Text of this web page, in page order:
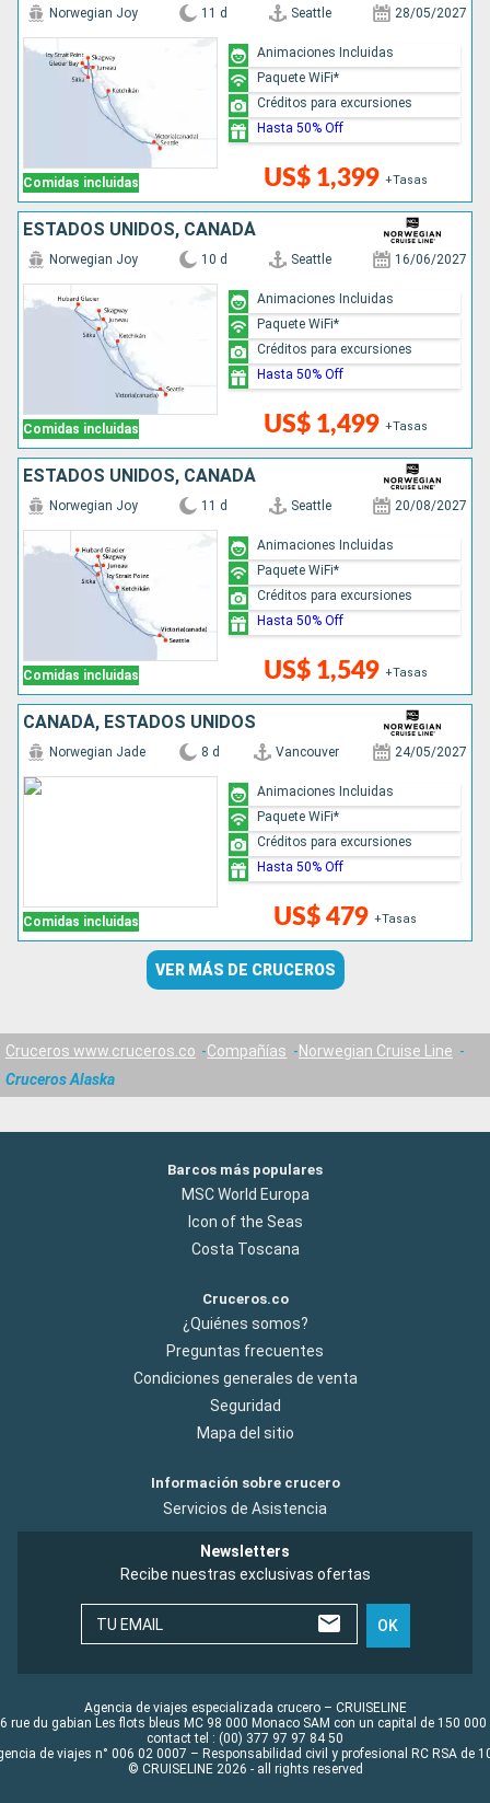
Comidas incluidas
Norwegian Joy 11 d Seattle 28/05/2027
US$ 1,399 +Tasas
Animaciones Incluidas
Paquete WiFi*
Créditos para excursiones
Hasta 50% Off
ESTADOS UNIDOS, CANADÁ
Comidas incluidas
Norwegian Joy 10 d Seattle 16/06/2027
US$ 1,499 +Tasas
Animaciones Incluidas
Paquete WiFi*
Créditos para excursiones
Hasta 50% Off
ESTADOS UNIDOS, CANADÁ
Comidas incluidas
Norwegian Joy 11 d Seattle 20/08/2027
US$ 1,549 +Tasas
Animaciones Incluidas
Paquete WiFi*
Créditos para excursiones
Hasta 50% Off
CANADÁ, ESTADOS UNIDOS
Comidas incluidas
Norwegian Jade 8 d Vancouver 24/05/2027
US$ 479 +Tasas
Animaciones Incluidas
Paquete WiFi*
Créditos para excursiones
Hasta 50% Off
VER MÁS DE CRUCEROS
Cruceros www.cruceros.co Compañías
Norwegian Cruise Line
Cruceros Alaska
Barcos más populares
MSC World Europa
Icon of the Seas
Costa Toscana
Cruceros.co
¿Quiénes somos?
Preguntas frecuentes
Condiciones generales de venta
Seguridad
Mapa del sitio
Información sobre crucero
Servicios de Asistencia
Newsletters
Recibe nuestras exclusivas ofertas
TU EMAIL OK
Agencia de viajes especializada crucero – CRUISELINE
rue du gabian Les flots bleus MC 98 000 Monaco SAM con un capital de 150 000
contact tel : (00) 377 97 97 84 50
de viajes n° 006 02 0007 – Responsabilidad civil y profesional RC RSA de
© CRUISELINE 2026 - all rights reserved